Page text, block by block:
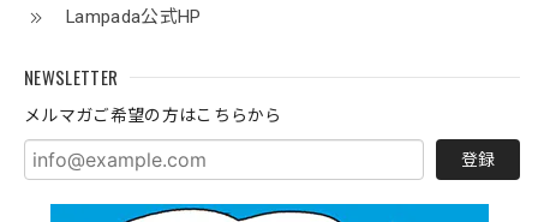
Lampada公式HP
NEWSLETTER
メルマガご希望の方はこちらから
登録